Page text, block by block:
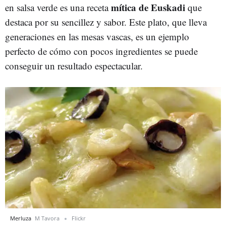
en salsa verde es una recetamítica de Euskadi que
destaca por su sencillez y sabor. Este plato, que lleva
generaciones en las mesas vascas, es un ejemplo
perfecto de cómo con pocos ingredientes se puede
conseguir un resultado espectacular.
Merluza M Tavora Flickr